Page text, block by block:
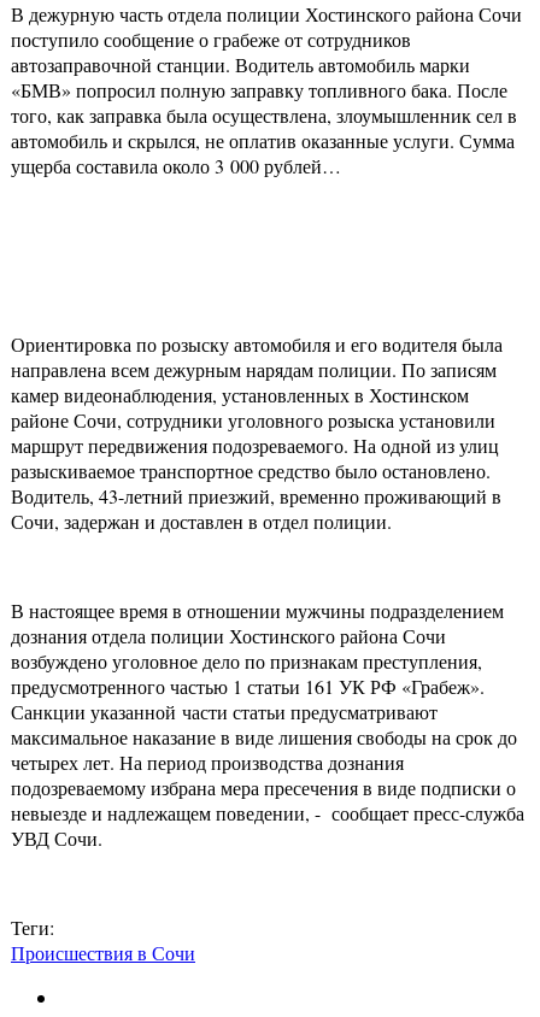
В дежурную часть отдела полиции Хостинского района Сочи
поступило сообщение о грабеже от сотрудников
автозаправочной станции. Водитель автомобиль марки
«БМВ» попросил полную заправку топливного бака. После
того, как заправка была осуществлена, злоумышленник сел в
автомобиль и скрылся, не оплатив оказанные услуги. Сумма
ущерба составила около 3 000 рублей…
Ориентировка по розыску автомобиля и его водителя была
направлена всем дежурным нарядам полиции. По записям
камер видеонаблюдения, установленных в Хостинском
районе Сочи, сотрудники уголовного розыска установили
маршрут передвижения подозреваемого. На одной из улиц
разыскиваемое транспортное средство было остановлено.
Водитель, 43-летний приезжий, временно проживающий в
Сочи, задержан и доставлен в отдел полиции.
В настоящее время в отношении мужчины подразделением
дознания отдела полиции Хостинского района Сочи
возбуждено уголовное дело по признакам преступления,
предусмотренного частью 1 статьи 161 УК РФ «Грабеж».
Санкции указанной части статьи предусматривают
максимальное наказание в виде лишения свободы на срок до
четырех лет. На период производства дознания
подозреваемому избрана мера пресечения в виде подписки о
невыезде и надлежащем поведении, - сообщает пресс-служба
УВД Сочи.
Теги:
Происшествия в Сочи